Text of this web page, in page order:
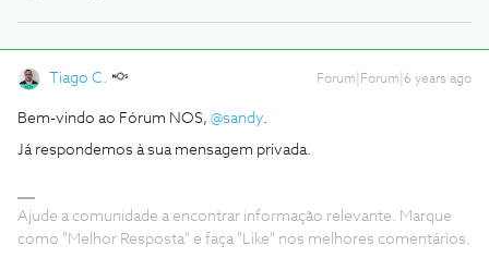
Tiago C. Forum|Forum|6 years ago
Bem-vindo ao Fórum NOS, @sandy
Já respondemos à sua mensagem privada.
Ajude a comunidade a encontrar informação relevante. Marque
como "Melhor Resposta" e faça "Like" nos melhores comentários.